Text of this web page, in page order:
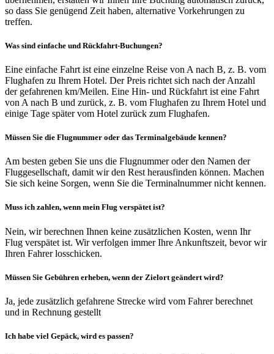
so dass Sie genügend Zeit haben, alternative Vorkehrungen zu
treffen.
Was sind einfache und Rückfahrt-Buchungen?
Eine einfache Fahrt ist eine einzelne Reise von A nach B, z. B. vom
Flughafen zu Ihrem Hotel. Der Preis richtet sich nach der Anzahl
der gefahrenen km/Meilen. Eine Hin- und Rückfahrt ist eine Fahrt
von A nach B und zurück, z. B. vom Flughafen zu Ihrem Hotel und
einige Tage später vom Hotel zurück zum Flughafen.
Müssen Sie die Flugnummer oder das Terminalgebäude kennen?
Am besten geben Sie uns die Flugnummer oder den Namen der
Fluggesellschaft, damit wir den Rest herausfinden können. Machen
Sie sich keine Sorgen, wenn Sie die Terminalnummer nicht kennen.
Muss ich zahlen, wenn mein Flug verspätet ist?
Nein, wir berechnen Ihnen keine zusätzlichen Kosten, wenn Ihr
Flug verspätet ist. Wir verfolgen immer Ihre Ankunftszeit, bevor wir
Ihren Fahrer losschicken.
Müssen Sie Gebühren erheben, wenn der Zielort geändert wird?
Ja, jede zusätzlich gefahrene Strecke wird vom Fahrer berechnet
und in Rechnung gestellt
Ich habe viel Gepäck, wird es passen?